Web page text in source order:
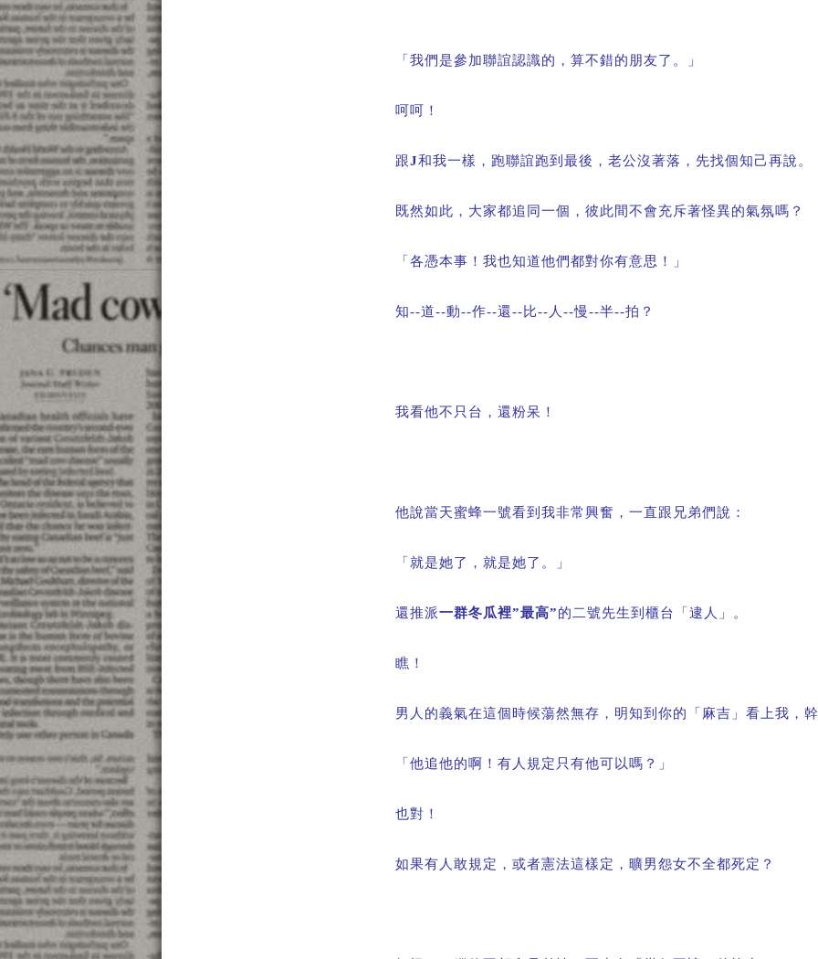
「我們是參加聯誼認識的，算不錯的朋友了。」
呵呵！
跟J和我一樣，跑聯誼跑到最後，老公沒著落，先找個知己再說。
既然如此，大家都追同一個，彼此間不會充斥著怪異的氣氛嗎？
「各憑本事！我也知道他們都對你有意思！」
知--道--動--作--還--比-- 人 --慢--半--拍？
我看他不只台，還粉呆！
他說當天蜜蜂一號看到我非常興奮，一直跟兄弟們說：
「就是她了，就是她了。」
還推派一群冬瓜裡”最高”的二號先生到櫃台「逮人」。
瞧！
男人的義氣在這個時候蕩然無存，明知到你的「麻吉」看上我，
「他追他的啊！有人規定只有他可以嗎？」
也對！
如果有人敢規定，或者憲法這樣定，曠男怨女不全都死定？